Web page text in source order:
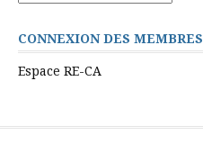
CONNEXION DES MEMBRES
Espace RE-CA